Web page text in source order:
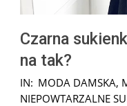
Czarna
na tak?
2024-
04-
IN: MODA DAMSKA,
NIEPOWTARZALNE